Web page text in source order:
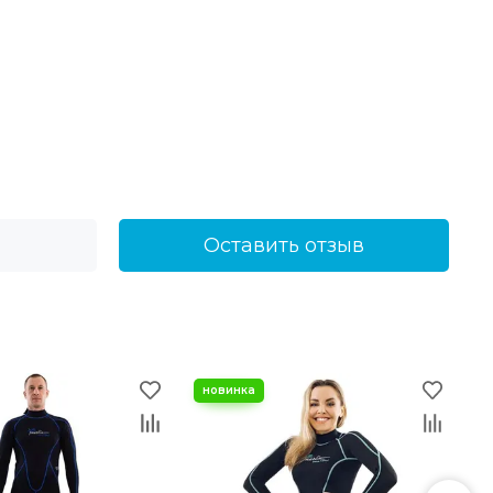
Оставить отзыв